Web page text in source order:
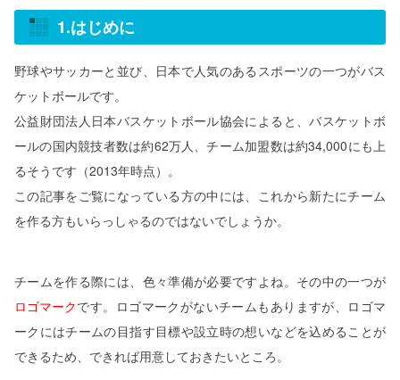
1.はじめに
野球やサッカーと並び、日本で人気のあるスポーツの一つがバス
ケットボールです。
公益財団法人日本バスケットボール協会によると、バスケットボ
ールの国内競技者数は約62万人、チーム加盟数は約34,000にも上
るそうです（2013年時点）。
この記事をご覧になっている方の中には、これから新たにチーム
を作る方もいらっしゃるのではないでしょうか。
チームを作る際には、色々準備が必要ですよね。その中の一つが
ロゴマークです。ロゴマークがないチームもありますが、ロゴマ
ークにはチームの目指す目標や設立時の想いなどを込めることが
できるため、できれば用意しておきたいところ。